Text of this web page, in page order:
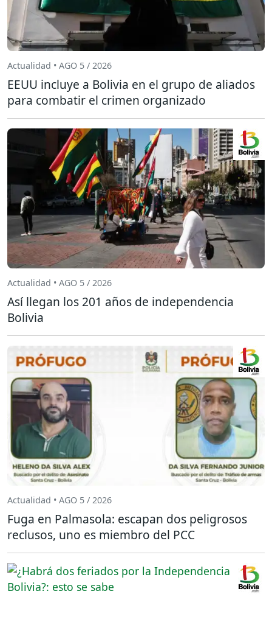
Actualidad • AGO 5 / 2026
EEUU incluye a Bolivia en el grupo de aliados
para combatir el crimen organizado
Actualidad • AGO 5 / 2026
Así llegan los 201 años de independencia
Bolivia
Actualidad • AGO 5 / 2026
Fuga en Palmasola: escapan dos peligrosos
reclusos, uno es miembro del PCC